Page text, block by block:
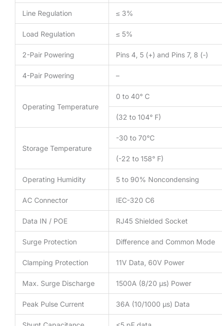
Line Regulation ≤ 3%
Load Regulation ≤ 5%
2-Pair Powering Pins 4, 5 (+) and Pins 7, 8 (-)
4-Pair Powering –
Operating Temperature
0 to 40° C
(32 to 104° F)
Storage Temperature
-30 to 70°C
(-22 to 158° F)
Operating Humidity 5 to 90% Noncondensing
AC Connector IEC-320 C6
Data IN / POE RJ45 Shielded Socket
Surge Protection Difference and Common Mode
Clamping Protection 11V Data, 60V Power
Max. Surge Discharge 1500A (8/20 μs) Power
Peak Pulse Current 36A (10/1000 μs) Data